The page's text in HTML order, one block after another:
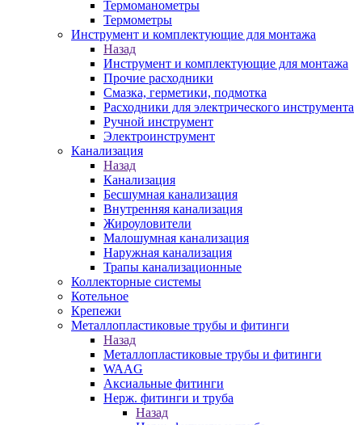
Термоманометры
Термометры
Инструмент и комплектующие для монтажа
Назад
Инструмент и комплектующие для монтажа
Прочие расходники
Смазка, герметики, подмотка
Расходники для электрического инструмента
Ручной инструмент
Электроинструмент
Канализация
Назад
Канализация
Бесшумная канализация
Внутренняя канализация
Жироуловители
Малошумная канализация
Наружная канализация
Трапы канализационные
Коллекторные системы
Котельное
Крепежи
Металлопластиковые трубы и фитинги
Назад
Металлопластиковые трубы и фитинги
WAAG
Аксиальные фитинги
Нерж. фитинги и труба
Назад